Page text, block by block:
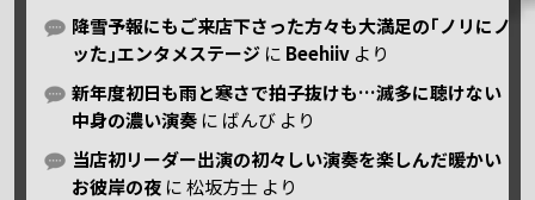
降雪予報にもご来店下さった方々も大満足の｢ノリにノ
ッた｣エンタメステージ に Beehiiv より
新年度初日も雨と寒さで拍子抜けも…滅多に聴けない
中身の濃い演奏 に ばんび より
当店初リーダー出演の初々しい演奏を楽しんだ暖かい
お彼岸の夜 に松坂方士 より